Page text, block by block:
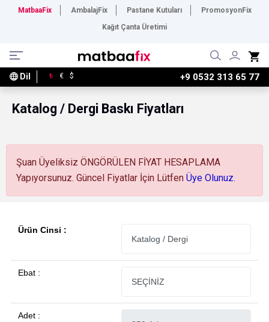
MatbaaFix AmbalajFix Pastane Kutuları
PromosyonFix
Kağıt Çanta Üretimi
Dil ₺ € $ +9 0532 313 65 77
Katalog / Dergi Baskı Fiyatları
Şuan Üyeliksiz ÖNGÖRÜLEN FİYAT HESAPLAMA
Yapıyorsunuz. Güncel Fiyatlar İçin Lütfen Üye Olunuz.
Ürün Cinsi :
Ebat :
Adet :